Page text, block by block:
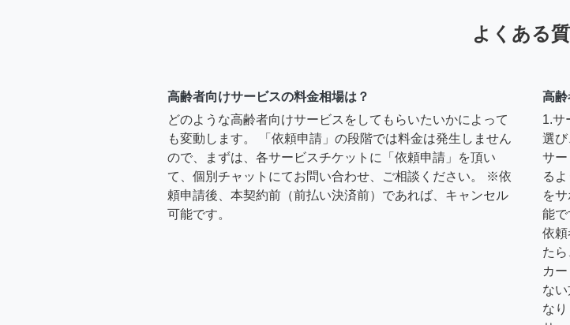
よくある
高齢者向けサービスの料金相場は？
どのような高齢者向けサービスをしてもらいたいかによって
も変動します。 「依頼申請」の段階では料金は発生しません
ので、まずは、各サービスチケットに「依頼申請」を頂い
て、個別チャットにてお問い合わせ、ご相談ください。 ※依
頼申請後、本契約前（前払い決済前）であれば、キャンセル
可能です。
高齢
1.サ
選
サー
る
を
能で
依
た
カ
な
な